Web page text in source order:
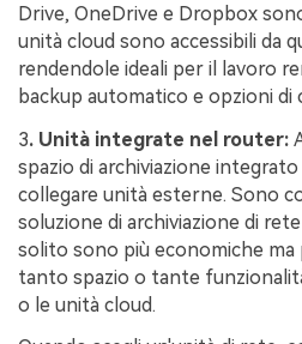
Drive, OneDrive e Dropbox
unità cloud sono accessibili da
rendendole ideali per il lavoro
backup automatico e opzioni di
3. Unità integrate nel router:
spazio di archiviazione
collegare unità esterne. Sono
soluzione di archiviazione di
solito sono più economiche
tanto spazio o tante
o le unità cloud.